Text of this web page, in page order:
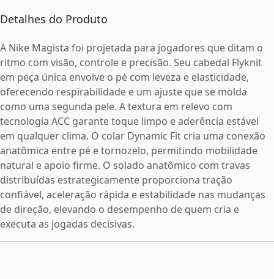
Detalhes do Produto
A Nike Magista foi projetada para jogadores que ditam o
ritmo com visão, controle e precisão. Seu cabedal Flyknit
em peça única envolve o pé com leveza e elasticidade,
oferecendo respirabilidade e um ajuste que se molda
como uma segunda pele. A textura em relevo com
tecnologia ACC garante toque limpo e aderência estável
em qualquer clima. O colar Dynamic Fit cria uma conexão
anatômica entre pé e tornozelo, permitindo mobilidade
natural e apoio firme. O solado anatômico com travas
distribuídas estrategicamente proporciona tração
confiável, aceleração rápida e estabilidade nas mudanças
de direção, elevando o desempenho de quem cria e
executa as jogadas decisivas.